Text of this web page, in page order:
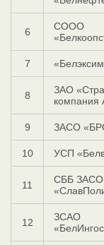
6
СООО
7
8
ЗАО
компания
9 ЗАСО
10 УСП
11
СББ ЗАСО
12
ЗСАО